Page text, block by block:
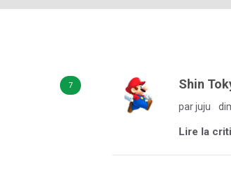
7 Shin
par juju
Lire la